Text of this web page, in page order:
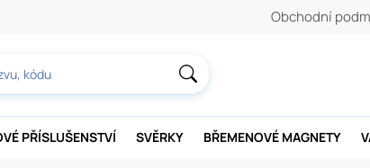
Obchodní
PŘÍSLUŠENSTVÍ SVĚRKY BŘEMENOVÉ MAGNETY